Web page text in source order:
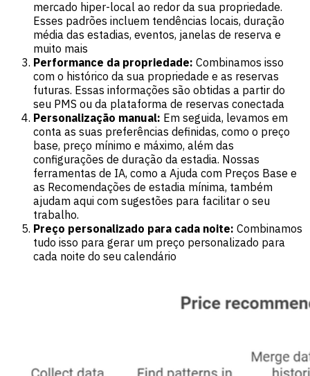
mercado hiper-local ao redor da sua propriedade.
Esses padrões incluem tendências locais, duração
média das estadias, eventos, janelas de reserva e
muito mais
Performance da propriedade: Combinamos isso
com o histórico da sua propriedade e as reservas
futuras. Essas informações são obtidas a partir do
seu PMS ou da plataforma de reservas conectada
Personalização manual: Em seguida, levamos em
conta as suas preferências definidas, como o preço
base, preço mínimo e máximo, além das
configurações de duração da estadia. Nossas
ferramentas de IA, como a Ajuda com Preços Base e
as Recomendações de estadia mínima, também
ajudam aqui com sugestões para facilitar o seu
trabalho.
Preço personalizado para cada noite: Combinamos
tudo isso para gerar um preço personalizado para
cada noite do seu calendário